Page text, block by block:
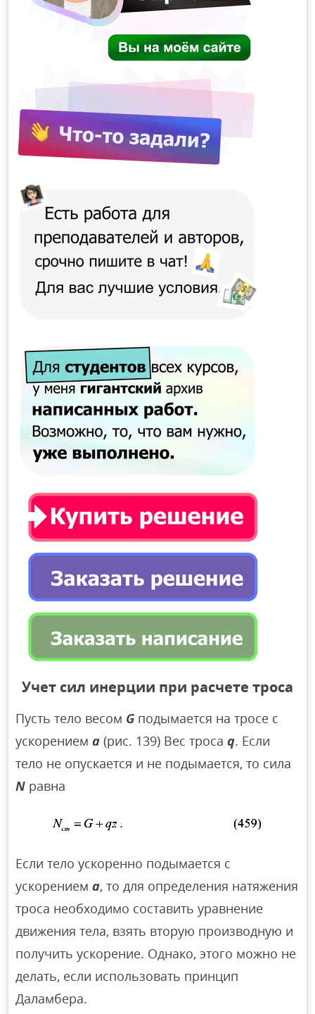
Учет сил инерции при расчете троса
Пусть тело весом G подымается на тросе с
ускорениема (рис. 139) Вес тросаq. Если
тело не опускается и не подымается, то сила
N равна
Если тело ускоренно подымается с
ускорением а, то для определения натяжения
троса необходимо составить уравнение
движения тела, взять вторую производную и
получить ускорение. Однако, этого можно не
делать, если использовать принцип
Даламбера.